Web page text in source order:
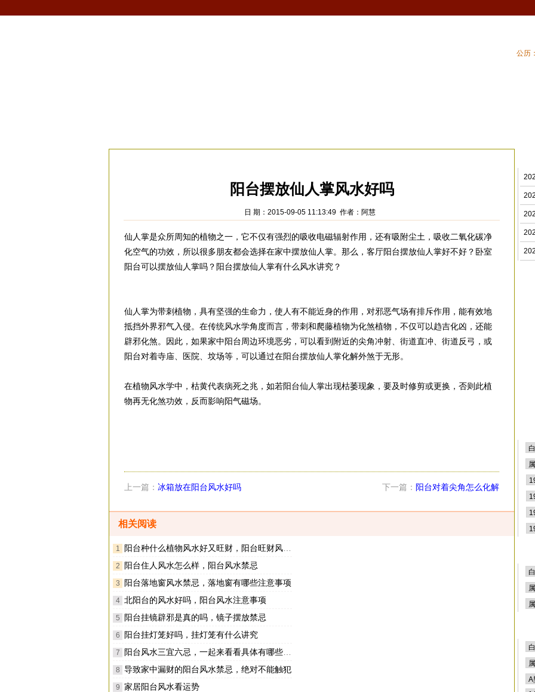
公历
阳台摆放仙人掌风水好吗
日 期：2015-09-05 11:13:49 作者：阿慧
仙人掌是众所周知的植物之一，它不仅有强烈的吸收电磁辐射作用，还有吸附尘土，吸收二氧化碳净
化空气的功效，所以很多朋友都会选择在家中摆放仙人掌。那么，客厅阳台摆放仙人掌好不好？卧室
阳台可以摆放仙人掌吗？阳台摆放仙人掌有什么风水讲究？
仙人掌为带刺植物，具有坚强的生命力，使人有不能近身的作用，对邪恶气场有排斥作用，能有效地
抵挡外界邪气入侵。在传统风水学角度而言，带刺和爬藤植物为化煞植物，不仅可以趋吉化凶，还能
辟邪化煞。因此，如果家中阳台周边环境恶劣，可以看到附近的尖角冲射、街道直冲、街道反弓，或
阳台对着寺庙、医院、坟场等，可以通过在阳台摆放仙人掌化解外煞于无形。
在植物风水学中，枯黄代表病死之兆，如若阳台仙人掌出现枯萎现象，要及时修剪或更换，否则此植
物再无化煞功效，反而影响阳气磁场。
上一篇： 冰箱放在阳台风水好吗 下一篇： 阳台对着尖角怎么化解
相关阅读
1 阳台种什么植物风水好又旺财，阳台旺财风水植物
2 阳台住人风水怎么样，阳台风水禁忌
3 阳台落地窗风水禁忌，落地窗有哪些注意事项
4 北阳台的风水好吗，阳台风水注意事项
5 阳台挂镜辟邪是真的吗，镜子摆放禁忌
6 阳台挂灯笼好吗，挂灯笼有什么讲究
7 阳台风水三宜六忌，一起来看看具体有哪些风水讲究
8 导致家中漏财的阳台风水禁忌，绝对不能触犯
9 家居阳台风水看运势